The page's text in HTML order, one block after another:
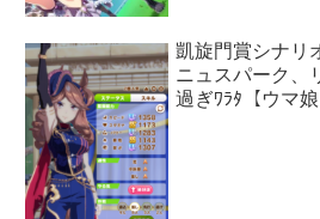
凱旋門賞シナリ
ニュスパーク、
過ぎﾜﾗﾀ【ウマ娘